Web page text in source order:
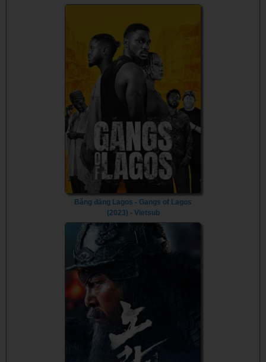
Marcie (2023) - Vietsub
Băng đảng Lagos - Gangs of Lagos
(2023) - Vietsub